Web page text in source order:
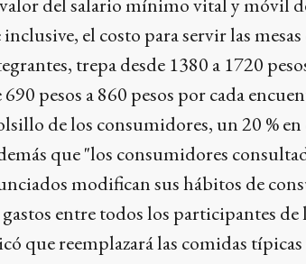
el costo para servir las mesas
trepa desde 1380 a 1720
pesos a 860 pesos por cada
de los consumidores, un 20 % en
que "los consumidores
modifican sus hábitos de
entre todos los participantes de
que reemplazará las comidas